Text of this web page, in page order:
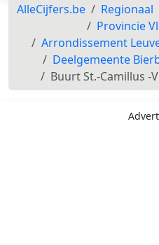
AlleCijfers.be Regionaal
Provincie
Arrondissement
Deelgemeente
Buurt St.-Camillus -